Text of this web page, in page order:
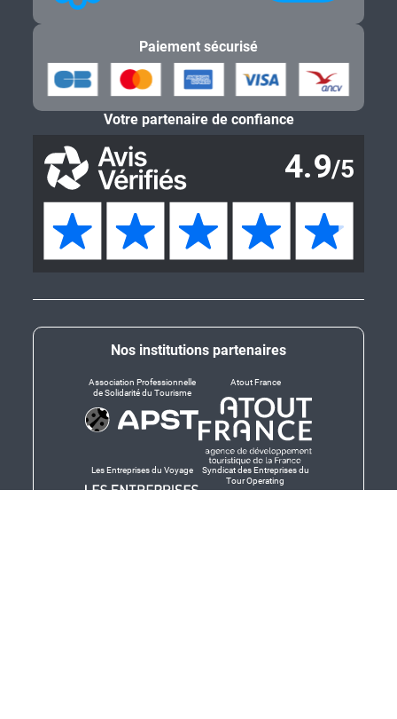
Nos institutions partenaires
Association Professionnelle
de Solidarité du Tourisme
Atout France
Les Entreprises du Voyage
Syndicat des Entreprises du
Tour Operating
Paiement sécurisé
Votre partenaire de confiance